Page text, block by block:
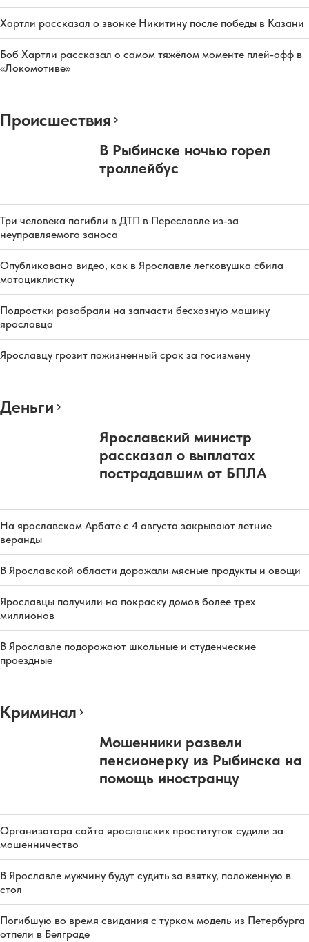
Хартли рассказал о звонке Никитину после победы в Казани
Боб Хартли рассказал о самом тяжёлом моменте плей-офф в
«Локомотиве»
Происшествия
В Рыбинске ночью горел
троллейбус
Три человека погибли в ДТП в Переславле из-за
неуправляемого заноса
Опубликовано видео, как в Ярославле легковушка сбила
мотоциклистку
Подростки разобрали на запчасти бесхозную машину
ярославца
Ярославцу грозит пожизненный срок за госизмену
Деньги
Ярославский министр
рассказал о выплатах
пострадавшим от БПЛА
На ярославском Арбате с 4 августа закрывают летние
веранды
В Ярославской области дорожали мясные продукты и овощи
Ярославцы получили на покраску домов более трех
миллионов
В Ярославле подорожают школьные и студенческие
проездные
Криминал
Мошенники развели
пенсионерку из Рыбинска на
помощь иностранцу
Организатора сайта ярославских проституток судили за
мошенничество
В Ярославле мужчину будут судить за взятку, положенную в
стол
Погибшую во время свидания с турком модель из Петербурга
отпели в Белграде